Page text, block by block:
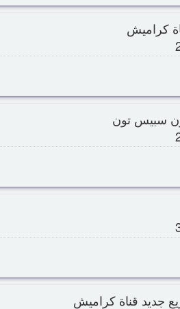
كراميش
سبيس تون
جديد قناة كراميش